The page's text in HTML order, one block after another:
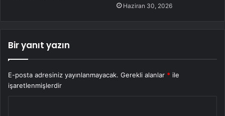
Haziran 30, 2026
Bir yanıt yazın
E-posta adresiniz yayınlanmayacak. Gerekli alanlar * ile
işaretlenmişlerdir